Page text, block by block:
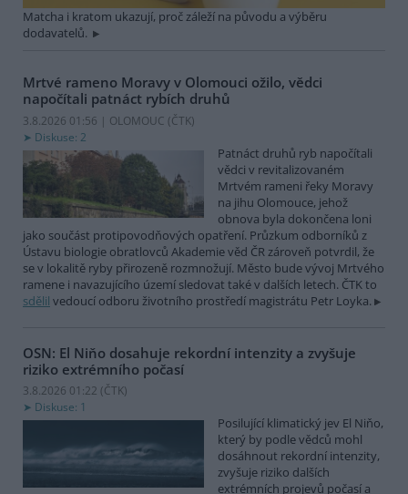
Matcha i kratom ukazují, proč záleží na původu a výběru
dodavatelů.
Mrtvé rameno Moravy v Olomouci ožilo, vědci
napočítali patnáct rybích druhů
3.8.2026 01:56 | OLOMOUC (ČTK)
Diskuse: 2
Patnáct druhů ryb napočítali
vědci v revitalizovaném
Mrtvém rameni řeky Moravy
na jihu Olomouce, jehož
obnova byla dokončena loni
jako součást protipovodňových opatření. Průzkum odborníků z
Ústavu biologie obratlovců Akademie věd ČR zároveň potvrdil, že
se v lokalitě ryby přirozeně rozmnožují. Město bude vývoj Mrtvého
ramene i navazujícího území sledovat také v dalších letech. ČTK to
sdělil vedoucí odboru životního prostředí magistrátu Petr Loyka.
OSN: El Niňo dosahuje rekordní intenzity a zvyšuje
riziko extrémního počasí
3.8.2026 01:22 (ČTK)
Diskuse: 1
Posilující klimatický jev El Niňo,
který by podle vědců mohl
dosáhnout rekordní intenzity,
zvyšuje riziko dalších
extrémních projevů počasí a